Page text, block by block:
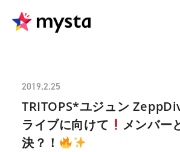
2019.2.25
TRITOPS*ユジュン
ライブに向けて
メンバー
決？！